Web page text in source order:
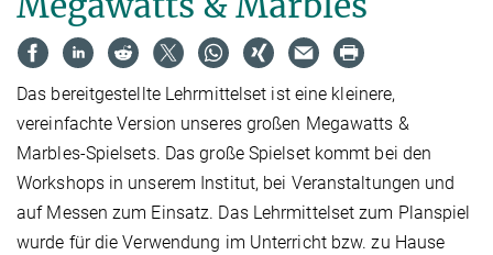
Das bereitgestellte Lehrmittelset ist eine kleinere,
vereinfachte Version unseres großen Megawatts &
Marbles-Spielsets. Das große Spielset kommt bei den
Workshops in unserem Institut, bei Veranstaltungen und
auf Messen zum Einsatz. Das Lehrmittelset zum Planspiel
wurde für die Verwendung im Unterricht bzw. zu Hause